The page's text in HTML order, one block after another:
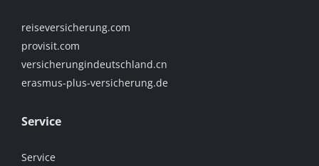
reiseversicherung.com
provisit.com
versicherungindeutschland.cn
erasmus-plus-versicherung.de
Service
Service